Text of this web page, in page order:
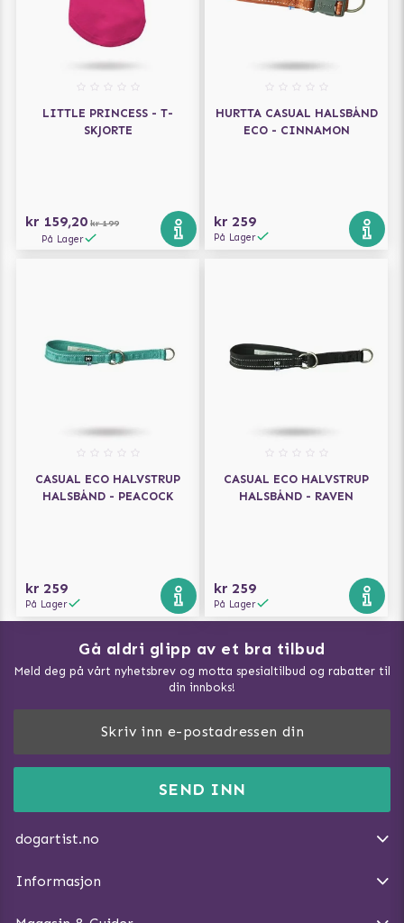
LITTLE PRINCESS - T-
SKJORTE
kr 159,20 kr 199
På Lager
HURTTA CASUAL HALSBÅND
ECO - CINNAMON
kr 259
På Lager
CASUAL ECO HALVSTRUP
HALSBÅND - PEACOCK
kr 259
På Lager
CASUAL ECO HALVSTRUP
HALSBÅND - RAVEN
kr 259
På Lager
Gå aldri glipp av et bra tilbud
Meld deg på vårt nyhetsbrev og motta spesialtilbud og rabatter til
din innboks!
SEND INN
dogartist.no
Dogartist.no eies og driftes av Purefun Org. nr: 918582711
E-post: info@doggie.no
Informasjon
Angre avtalen
Slik måler du din hund